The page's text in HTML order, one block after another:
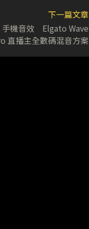
下一篇文章
手機音效 Elgato Wave
直播主全數碼混音方案